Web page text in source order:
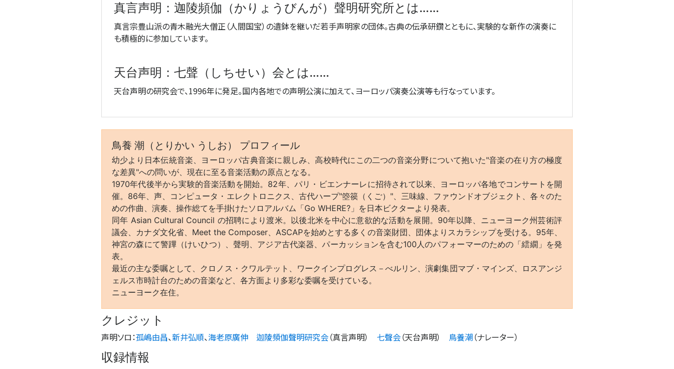
真言声明：迦陵頻伽（かりょうびんが）聲明研究所とは……
真言宗豊山派の青木融光大僧正（人間国宝）の遺鉢を継いだ若手声明家の団体。古典の伝承研鑽とともに、実験的な新作の演奏に
も積極的に参加しています。
天台声明：七聲（しちせい）会とは……
天台声明の研究会で、1996年に発足。国内各地での声明公演に加えて、ヨーロッパ演奏公演等も行なっています。
鳥養 潮（とりかい うしお） プロフィール
幼少より日本伝統音楽、ヨーロッパ古典音楽に親しみ、高校時代にこの二つの音楽分野について抱いた"音楽の在り方の極度
な差異"への問いが、現在に至る音楽活動の原点となる。
1970年代後半から実験的音楽活動を開始。82年、パリ・ビエンナーレに招待されて以来、ヨーロッパ各地でコンサートを開
催。86年、声、コンピュータ・エレクトロニクス、古代ハープ"箜篌（くご）"、三味線、ファウンドオブジェクト、各々のた
めの作曲、演奏、操作総てを手掛けたソロアルバム「Go WHERE?」を日本ビクターより発表。
同年 Asian Cultural Council の招聘により渡米。以後北米を中心に意欲的な活動を展開。90年以降、ニューヨーク州芸術評
議会、カナダ文化省、Meet the Composer、ASCAPを始めとする多くの音楽財団、団体よりスカラシップを受ける。95年、
神宮の森にて警蹕（けいひつ）、聲明、アジア古代楽器、パーカッションを含む100人のパフォーマーのための「繧繝」を発
表。
最近の主な委嘱として、クロノス・クワルテット、ワークインプログレス－べルリン、演劇集団マブ・マインズ、ロスアンジ
ェルス市時計台のための音楽など、各方面より多彩な委嘱を受けている。
ニューヨーク在住。
クレジット
声明ソロ：孤嶋由昌、新井弘順、海老原廣伸 迦陵頻伽聲明研究会（真言声明） 七聲会（天台声明） 鳥養潮（ナレーター）
収録情報